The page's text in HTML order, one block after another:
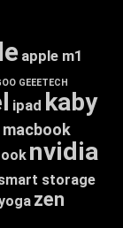
apple m1
GEEETECH
ipad kaby
macbook
nvidia
storage
zen